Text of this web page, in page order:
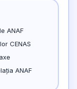
ANAF
CENAS
ANAF